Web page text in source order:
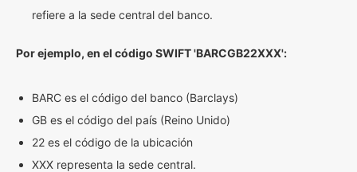
refiere a la sede central del banco.
Por ejemplo, en el código SWIFT 'BARCGB22XXX':
BARC es el código del banco (Barclays)
GB es el código del país (Reino Unido)
22 es el código de la ubicación
XXX representa la sede central.